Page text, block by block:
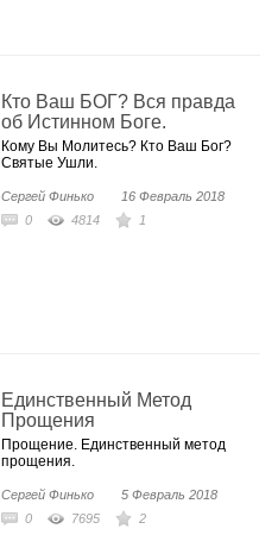
Кто Ваш БОГ? Вся правда
об Истинном Боге.
Кому Вы Молитесь? Кто Ваш Бог?
Святые Ушли.
Сергей Финько
16 Февраль 2018
0
4814 1
Единственный Метод
Прощения
Прощение. Единственный метод
прощения.
Сергей Финько
5 Февраль 2018
0
7695 2